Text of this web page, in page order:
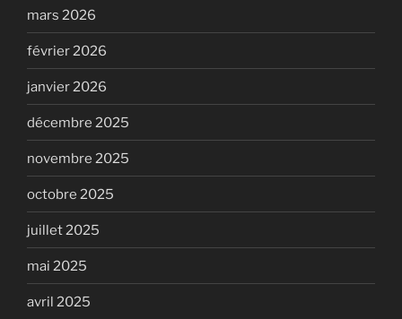
mars 2026
février 2026
janvier 2026
décembre 2025
novembre 2025
octobre 2025
juillet 2025
mai 2025
avril 2025